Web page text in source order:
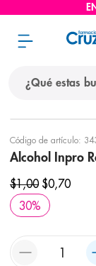
Código de artículo:
Alcohol Inpro
$1,00 $0,70
30%
términos
1. protector
2. pañales
3. eucerin
4. cerave
nivea